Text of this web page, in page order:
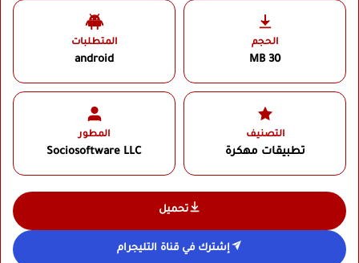
الحجم
30 MB
المتطلبات
android
التصنيف
تطبيقات مهكرة
المطور
Sociosoftware LLC‏
تحميل
إشترك في قناة التليجرام